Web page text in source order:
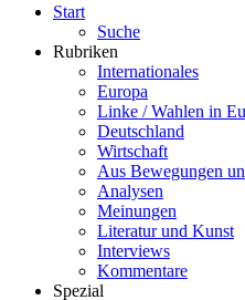
Start
Suche
Rubriken
Internationales
Europa
Linke / Wahlen in
Deutschland
Wirtschaft
Aus Bewegungen
Analysen
Meinungen
Literatur und Kunst
Interviews
Kommentare
Spezial